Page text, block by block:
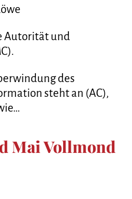
Autorität und
des
steht an (AC),
Mai Vollmond